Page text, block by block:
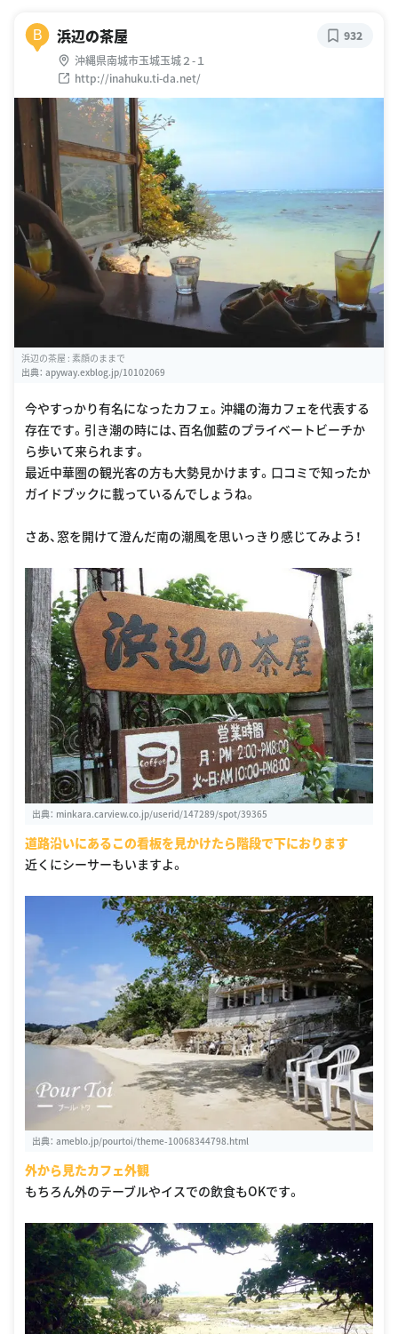
B 浜辺の茶屋
沖縄県南城市玉城玉城２-１
http://inahuku.ti-da.net/
932
浜辺の茶屋 : 素顔のままで
出典： apyway.exblog.jp/10102069
今やすっかり有名になったカフェ。沖縄の海カフェを代表する
存在です。引き潮の時には、百名伽藍のプライベートビーチか
ら歩いて来られます。
最近中華圏の観光客の方も大勢見かけます。口コミで知ったか
ガイドブックに載っているんでしょうね。
さあ、窓を開けて澄んだ南の潮風を思いっきり感じてみよう！
出典： minkara.carview.co.jp/userid/147289/spot/39365
道路沿いにあるこの看板を見かけたら階段で下におります
近くにシーサーもいますよ。
出典： ameblo.jp/pourtoi/theme-10068344798.html
外から見たカフェ外観
もちろん外のテーブルやイスでの飲食もOKです。